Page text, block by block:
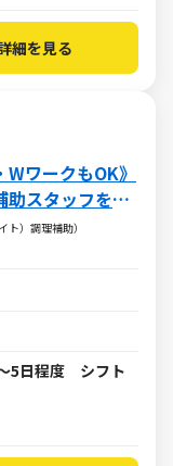
細を見る
WワークもOK》
助スタッフを募
）調理補助）
5日程度 シフト